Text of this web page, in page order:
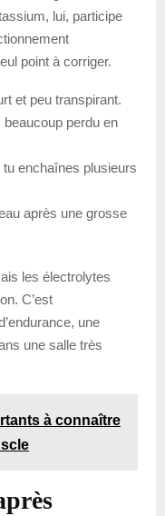
lui, participe
point à corriger.
et peu transpirant.
perdu en
enchaînes plusieurs
après une grosse
les électrolytes
C’est
une
une salle très
à connaître